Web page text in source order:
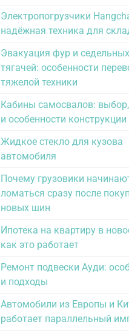
Электропогрузчики
надёжная техника для
Эвакуация фур и седельных
тягачей: особенности
тяжелой техники
Кабины самосвалов:
и особенности конструкции
Жидкое стекло для кузова
автомобиля
Почему грузовики
ломаться сразу после
новых шин
Ипотека на квартиру в
как это работает
Ремонт подвески Ауди:
и подходы
Автомобили из Европы и
работает параллельный